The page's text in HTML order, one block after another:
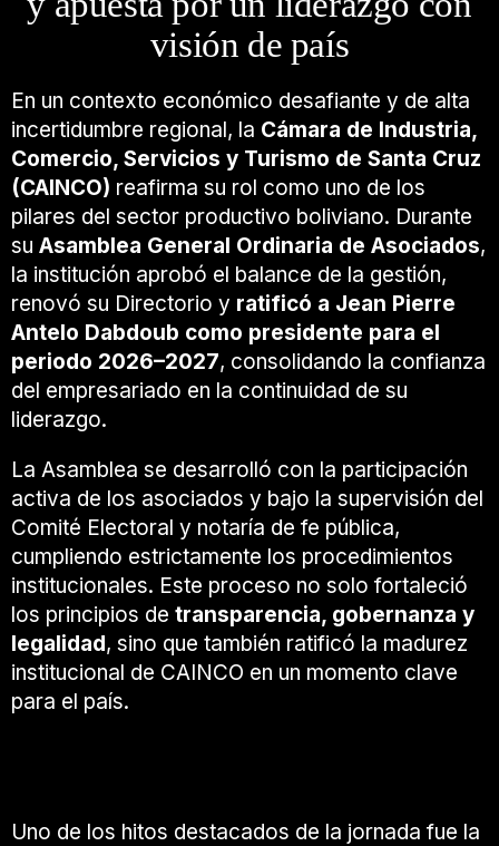
visión de país
En un contexto económico desafiante y de alta
incertidumbre regional, la Cámara de Industria,
Comercio, Servicios y Turismo de Santa Cruz
(CAINCO) reafirma su rol como uno de los
pilares del sector productivo boliviano. Durante
su Asamblea General Ordinaria de Asociados,
la institución aprobó el balance de la gestión,
renovó su Directorio y ratificó a Jean Pierre
Antelo Dabdoub como presidente para el
periodo 2026–2027, consolidando la confianza
del empresariado en la continuidad de su
liderazgo.
La Asamblea se desarrolló con la participación
activa de los asociados y bajo la supervisión del
Comité Electoral y notaría de fe pública,
cumpliendo estrictamente los procedimientos
institucionales. Este proceso no solo fortaleció
los principios de transparencia, gobernanza y
legalidad, sino que también ratificó la madurez
institucional de CAINCO en un momento clave
para el país.
Uno de los hitos destacados de la jornada fue la